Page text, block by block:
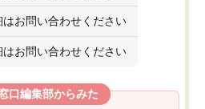
はお問い合わせください
はお問い合わせください
口編集部からみた